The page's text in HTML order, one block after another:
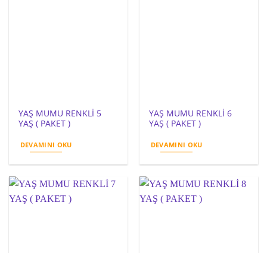
YAŞ MUMU RENKLİ 5
YAŞ ( PAKET )
DEVAMINI OKU
YAŞ MUMU RENKLİ 6
YAŞ ( PAKET )
DEVAMINI OKU